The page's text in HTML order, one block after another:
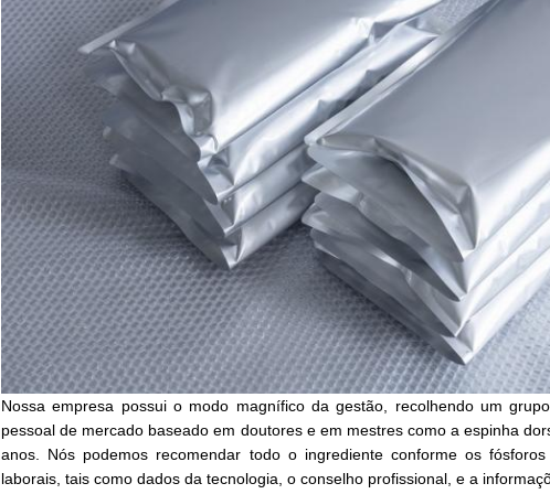
Nossa empresa possui o modo magnífico da gestão, recolhendo um
pessoal de mercado baseado em doutores e em mestres como a espinha
anos. Nós podemos recomendar todo o ingrediente conforme os
laborais, tais como dados da tecnologia, o conselho profissional, e a